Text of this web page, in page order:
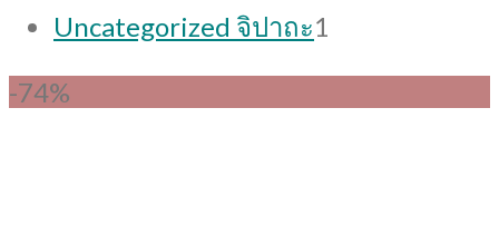
Uncategorized จิปาถะ1
-74%